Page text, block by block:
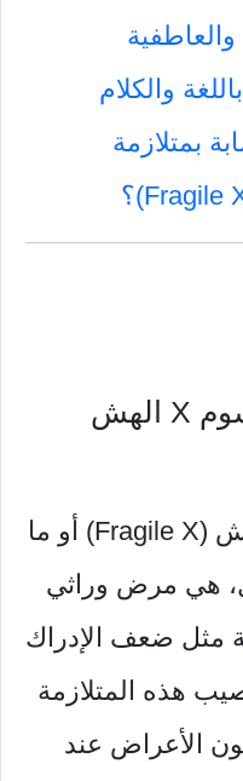
والكلام
بمتلازمة
ما هي متلازمة كروموسوم X الهش
متلازمة كروموسوم X الهش (Fragile X) أو ما
هي مرض وراثي
مثل ضعف الإدراك
هذه المتلازمة
الأعراض عند